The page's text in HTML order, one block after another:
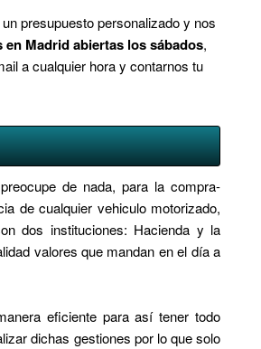
presupuesto personalizado y nos
en Madrid abiertas los sábados,
a cualquier hora y contarnos tu
de nada, para la compra-
de cualquier vehiculo motorizado,
dos instituciones: Hacienda y la
valores que mandan en el día a
eficiente para así tener todo
dichas gestiones por lo que solo